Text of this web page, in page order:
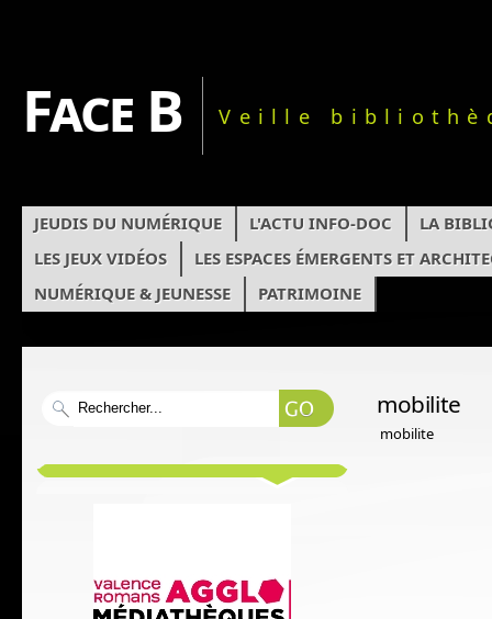
Face B Veille
JEUDIS DU NUMÉRIQUE L'ACTU INFO-DOC
LA
LES JEUX VIDÉOS
LES ESPACES ÉMERGENTS ET
NUMÉRIQUE & JEUNESSE
PATRIMOINE
mobilite
mobilite